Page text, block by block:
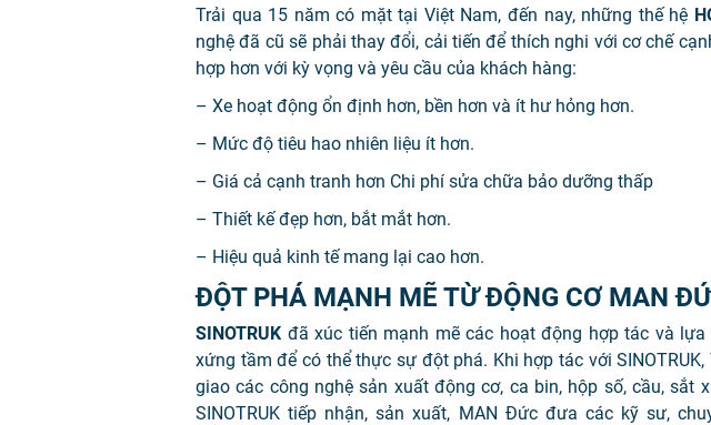
Trải qua 15 năm có mặt tại Việt Nam, đến nay, những thế hệ
nghệ đã cũ sẽ phải thay đổi, cải tiến để thích nghi với cơ chế
hợp hơn với kỳ vọng và yêu cầu của khách hàng:
– Xe hoạt động ổn định hơn, bền hơn và ít hư hỏng hơn.
– Mức độ tiêu hao nhiên liệu ít hơn.
– Giá cả cạnh tranh hơn Chi phí sửa chữa bảo dưỡng thấp
– Thiết kế đẹp hơn, bắt mắt hơn.
– Hiệu quả kinh tế mang lại cao hơn.
ĐỘT PHÁ MẠNH MẼ TỪ ĐỘNG CƠ MAN
SINOTRUK đã xúc tiến mạnh mẽ các hoạt động hợp tác và lựa
xứng tầm để có thể thực sự đột phá. Khi hợp tác với
giao các công nghệ sản xuất động cơ, ca bin, hộp số, cầu, sắt
SINOTRUK tiếp nhận, sản xuất, MAN Đức đưa các kỹ sư,